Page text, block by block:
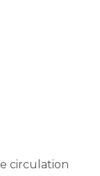
circulation